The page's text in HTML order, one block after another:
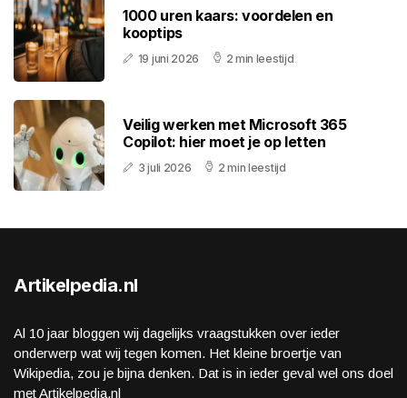
1000 uren kaars: voordelen en
kooptips
19 juni 2026 2 min leestijd
Veilig werken met Microsoft 365
Copilot: hier moet je op letten
3 juli 2026 2 min leestijd
Artikelpedia.nl
Al 10 jaar bloggen wij dagelijks vraagstukken over ieder
onderwerp wat wij tegen komen. Het kleine broertje van
Wikipedia, zou je bijna denken. Dat is in ieder geval wel ons doel
met Artikelpedia.nl